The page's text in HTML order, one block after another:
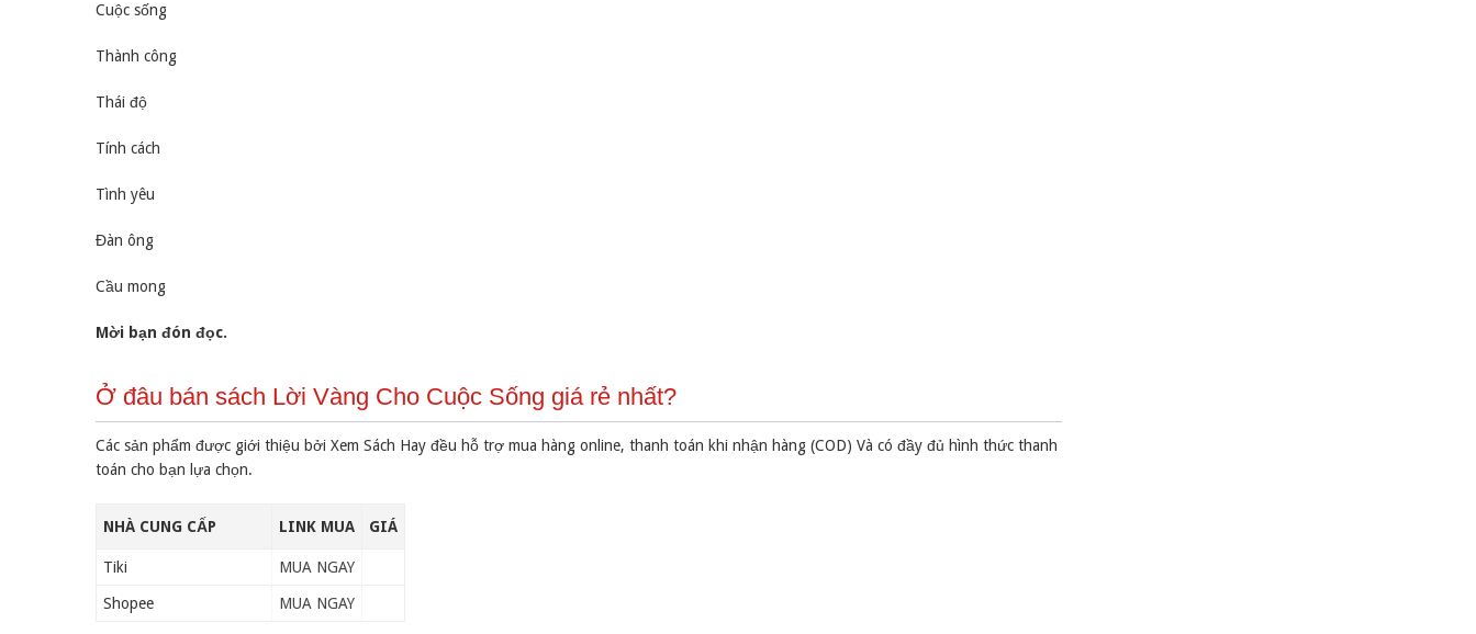
Cuộc sống
Thành công
Thái độ
Tính cách
Tình yêu
Đàn ông
Cầu mong
Mời bạn đón đọc.
Ở đâu bán sách Lời Vàng Cho Cuộc Sống giá rẻ nhất?
Các sản phẩm được giới thiệu bởi Xem Sách Hay đều hỗ trợ mua hàng online, thanh toán khi nhận hàng (COD) Và có đầy đủ hình thức thanh
toán cho bạn lựa chọn.
NHÀ CUNG CẤP LINK MUA GIÁ
Tiki MUA NGAY
Shopee MUA NGAY